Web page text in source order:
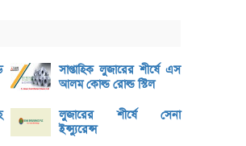
সাপ্তাহিক লুজারের শীর্ষে এস
আলম কোল্ড রোল্ড স্টিল
লুজারের শীর্ষে সেনা
ইন্স্যুরেন্স